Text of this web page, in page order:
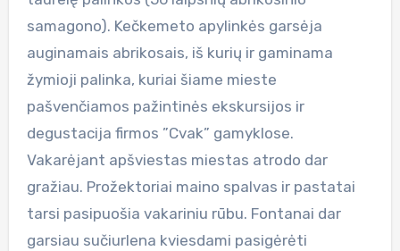
samagono). Kečkemeto apylinkės garsėja
auginamais abrikosais, iš kurių ir gaminama
žymioji palinka, kuriai šiame mieste
pašvenčiamos pažintinės ekskursijos ir
degustacija firmos ”Cvak” gamyklose.
Vakarėjant apšviestas miestas atrodo dar
gražiau. Prožektoriai maino spalvas ir pastatai
tarsi pasipuošia vakariniu rūbu. Fontanai dar
garsiau sučiurlena kviesdami pasigėrėti